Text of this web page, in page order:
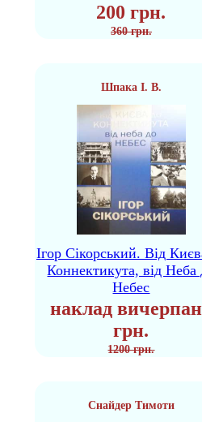
200 грн.
360 грн.
Шпака І. В.
Ігор Сікорський. Від
Коннектикута, від Неба
Небес
наклад
грн.
1200 грн.
Снайдер Тимоти